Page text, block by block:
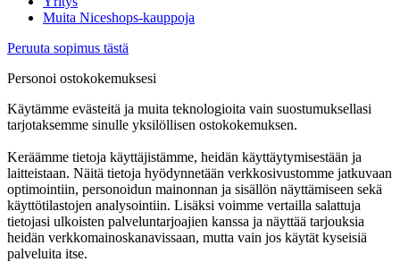
Muita Niceshops-kauppoja
Peruuta sopimus tästä
Personoi ostokokemuksesi
Käytämme evästeitä ja muita teknologioita vain suostumuksellasi
tarjotaksemme sinulle yksilöllisen ostokokemuksen.
Keräämme tietoja käyttäjistämme, heidän käyttäytymisestään ja
laitteistaan. Näitä tietoja hyödynnetään verkkosivustomme jatkuvaan
optimointiin, personoidun mainonnan ja sisällön näyttämiseen sekä
käyttötilastojen analysointiin. Lisäksi voimme vertailla salattuja
tietojasi ulkoisten palveluntarjoajien kanssa ja näyttää tarjouksia
heidän verkkomainoskanavissaan, mutta vain jos käytät kyseisiä
palveluita itse.